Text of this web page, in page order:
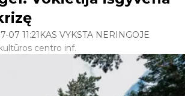
07 11:21 KAS VYKSTA NERINGOJE
centro inf.